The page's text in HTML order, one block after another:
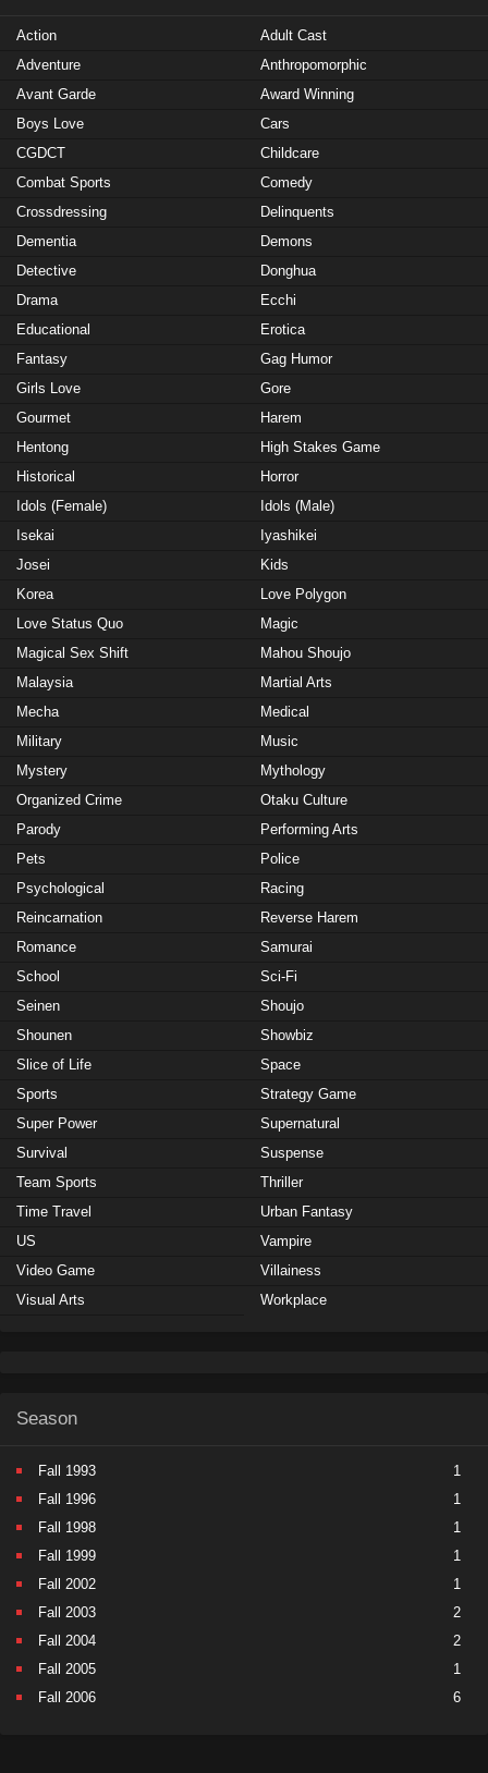
Action
Adult Cast
Adventure
Anthropomorphic
Avant Garde
Award Winning
Boys Love
Cars
CGDCT
Childcare
Combat Sports
Comedy
Crossdressing
Delinquents
Dementia
Demons
Detective
Donghua
Drama
Ecchi
Educational
Erotica
Fantasy
Gag Humor
Girls Love
Gore
Gourmet
Harem
Hentong
High Stakes Game
Historical
Horror
Idols (Female)
Idols (Male)
Isekai
Iyashikei
Josei
Kids
Korea
Love Polygon
Love Status Quo
Magic
Magical Sex Shift
Mahou Shoujo
Malaysia
Martial Arts
Mecha
Medical
Military
Music
Mystery
Mythology
Organized Crime
Otaku Culture
Parody
Performing Arts
Pets
Police
Psychological
Racing
Reincarnation
Reverse Harem
Romance
Samurai
School
Sci-Fi
Seinen
Shoujo
Shounen
Showbiz
Slice of Life
Space
Sports
Strategy Game
Super Power
Supernatural
Survival
Suspense
Team Sports
Thriller
Time Travel
Urban Fantasy
US
Vampire
Video Game
Villainess
Visual Arts
Workplace
Season
Fall 1993
1
Fall 1996
1
Fall 1998
1
Fall 1999
1
Fall 2002
1
Fall 2003
2
Fall 2004
2
Fall 2005
1
Fall 2006
6